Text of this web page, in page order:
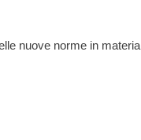
nuove norme in